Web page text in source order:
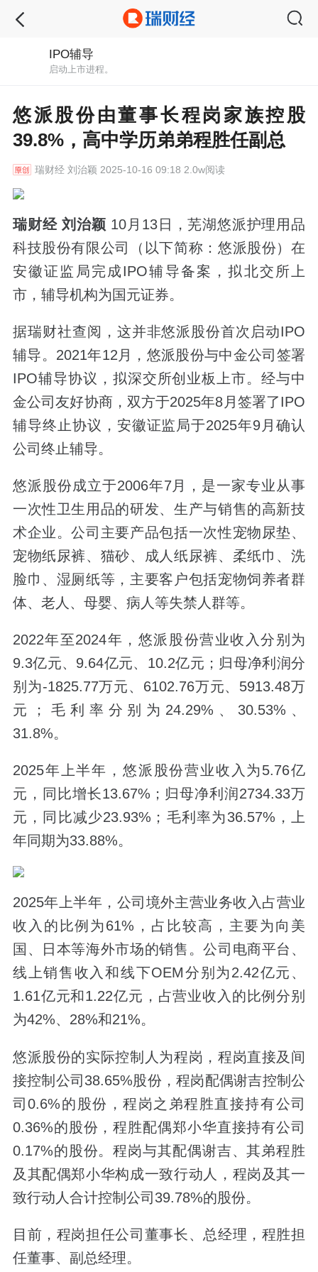
IPO辅导
启动上市进程。
悠派股份由董事长程岗家族控股
39.8%，高中学历弟弟程胜任副总
瑞财经刘治颖 2025-10-16 09:18 2.0w阅读
瑞财经 刘治颖 10月13日，芜湖悠派护理用品
科技股份有限公司（以下简称：悠派股份）在
安徽证监局完成IPO辅导备案，拟北交所上
市，辅导机构为国元证券。
据瑞财社查阅，这并非悠派股份首次启动IPO
辅导。2021年12月，悠派股份与中金公司签署
IPO辅导协议，拟深交所创业板上市。经与中
金公司友好协商，双方于2025年8月签署了IPO
辅导终止协议，安徽证监局于2025年9月确认
公司终止辅导。
悠派股份成立于2006年7月，是一家专业从事
一次性卫生用品的研发、生产与销售的高新技
术企业。公司主要产品包括一次性宠物尿垫、
宠物纸尿裤、猫砂、成人纸尿裤、柔纸巾、洗
脸巾、湿厕纸等，主要客户包括宠物饲养者群
体、老人、母婴、病人等失禁人群等。
2022年至2024年，悠派股份营业收入分别为
9.3亿元、9.64亿元、10.2亿元；归母净利润分
别为-1825.77万元、6102.76万元、5913.48万
元；毛利率分别为24.29%、30.53%、
31.8%。
2025年上半年，悠派股份营业收入为5.76亿
元，同比增长13.67%；归母净利润2734.33万
元，同比减少23.93%；毛利率为36.57%，上
年同期为33.88%。
2025年上半年，公司境外主营业务收入占营业
收入的比例为61%，占比较高，主要为向美
国、日本等海外市场的销售。公司电商平台、
线上销售收入和线下OEM分别为2.42亿元、
1.61亿元和1.22亿元，占营业收入的比例分别
为42%、28%和21%。
悠派股份的实际控制人为程岗，程岗直接及间
接控制公司38.65%股份，程岗配偶谢吉控制公
司0.6%的股份，程岗之弟程胜直接持有公司
0.36%的股份，程胜配偶郑小华直接持有公司
0.17%的股份。程岗与其配偶谢吉、其弟程胜
及其配偶郑小华构成一致行动人，程岗及其一
致行动人合计控制公司39.78%的股份。
目前，程岗担任公司董事长、总经理，程胜担
任董事、副总经理。